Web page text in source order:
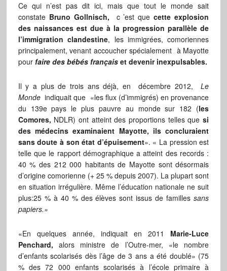
Ce qui n’est pas dit ici, mais que tout le monde sait
constateBruno Gollnisch, c ’est quecette explosion
des naissances est due à la progression parallèle de
l’immigration clandestine, les immigrées, comoriennes
principalement, venant accoucher spécialement à Mayotte
pour faire des bébés françaiset devenir inexpulsables.
Il y a plus de trois ans déjà, en décembre 2012,Le
Monde indiquait que «les flux (d’immigrés) en provenance
du 139e pays le plus pauvre au monde sur 182 (les
Comores, NDLR) ont atteint des proportions telles quesi
des médecins examinaient Mayotte, ils concluraient
sans doute à son état d’épuisement». « La pression est
telle que le rapport démographique a atteint des records :
40 % des 212 000 habitants de Mayotte sont désormais
d’origine comorienne (+ 25 % depuis 2007). La plupart sont
en situation irrégulière. Même l’éducation nationale ne suit
plus:25 % à 40 % des élèves sont issus de familles sans
papiers.»
«En quelques année, indiquait en 2011 Marie-Luce
Penchard, alors ministre de l’Outre-mer, «le nombre
d’enfants scolarisés dès l’âge de 3 ans a été doublé» (75
% des 72 000 enfants scolarisés à l’école primaire à